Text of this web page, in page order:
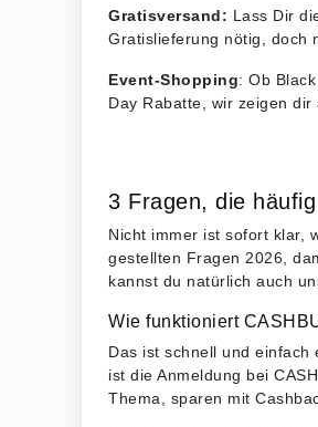
Gratisversand: Lass Dir
Gratislieferung nötig, doch
Event-Shopping: Ob
Day Rabatte, wir zeigen
3 Fragen, die
Nicht immer ist sofort klar,
gestellten Fragen 2026,
kannst du natürlich auch
Wie funktioniert
Das ist schnell und einfach
ist die Anmeldung bei
Thema, sparen mit